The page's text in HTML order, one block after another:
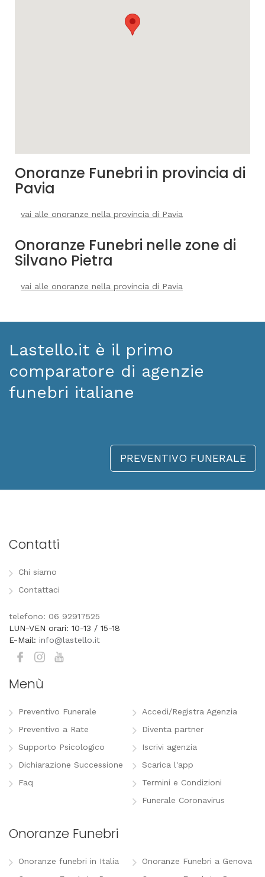
Onoranze Funebri in provincia di
Pavia
vai alle onoranze nella provincia di Pavia
Onoranze Funebri nelle zone di
Silvano Pietra
vai alle onoranze nella provincia di Pavia
Lastello.it è il primo
comparatore di agenzie
funebri italiane
PREVENTIVO FUNERALE
Contatti
Chi siamo
Contattaci
telefono: 06 92917525
LUN-VEN orari: 10-13 / 15-18
E-Mail: info@lastello.it
Menù
Preventivo Funerale
Preventivo a Rate
Supporto Psicologico
Dichiarazione Successione
Faq
Accedi/Registra Agenzia
Diventa partner
Iscrivi agenzia
Scarica l'app
Termini e Condizioni
Funerale Coronavirus
Onoranze Funebri
Onoranze funebri in Italia
Onoranze Funebri a Genova